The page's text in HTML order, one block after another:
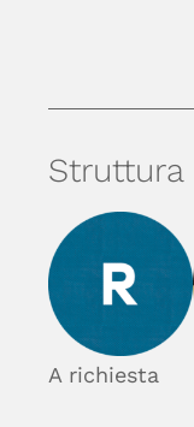
Struttura
A richiesta